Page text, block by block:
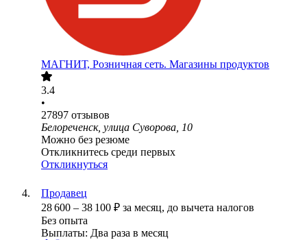
МАГНИТ, Розничная сеть. Магазины продуктов
3.4
•
27897 отзывов
Белореченск, улица Суворова, 10
Можно без резюме
Откликнитесь среди первых
Откликнуться
Продавец
28 600 – 38 100 ₽ за месяц, до вычета налогов
Без опыта
Выплаты: Два раза в месяц